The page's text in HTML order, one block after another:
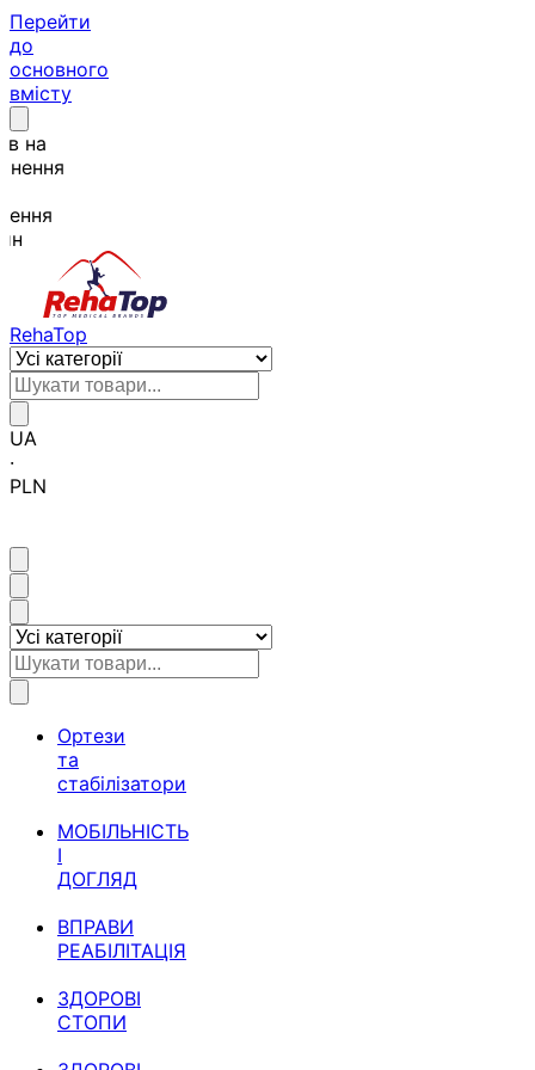
Перейти
до
основного
вмісту
4,9/5
|
RehaTop
·
PLN
та
стабілізатори
І
ДОГЛЯД
РЕАБІЛІТАЦІЯ
СТОПИ